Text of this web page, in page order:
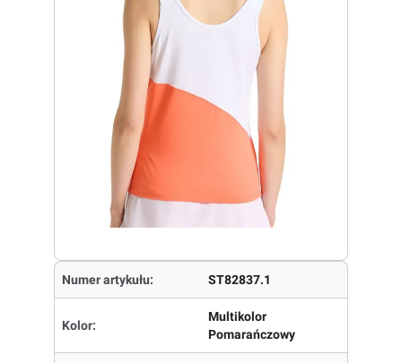
Numer artykułu: ST82837.1
Kolor:
Multikolor
Pomarańczowy